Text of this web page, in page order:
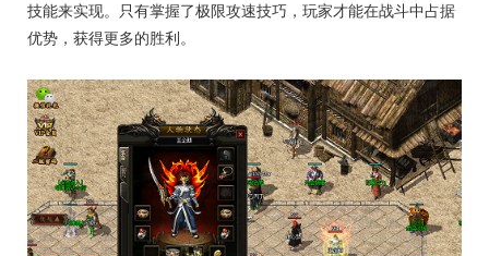
技能来实现。只有掌握了极限攻速技巧，玩家才能在战斗中占据
优势，获得更多的胜利。